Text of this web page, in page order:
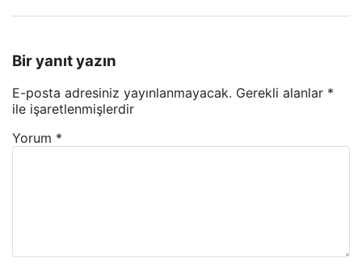
Bir yanıt yazın
E-posta adresiniz yayınlanmayacak. Gerekli alanlar *
ile işaretlenmişlerdir
Yorum *